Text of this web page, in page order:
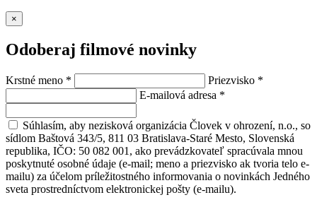
×
Odoberaj filmové novinky
Krstné meno * Priezvisko *
E-mailová adresa *
Súhlasím, aby nezisková organizácia Človek v ohrození, n.o., so
sídlom Baštová 343/5, 811 03 Bratislava-Staré Mesto, Slovenská
republika, IČO: 50 082 001, ako prevádzkovateľ spracúvala mnou
poskytnuté osobné údaje (e-mail; meno a priezvisko ak tvoria telo e-
mailu) za účelom príležitostného informovania o novinkách Jedného
sveta prostredníctvom elektronickej pošty (e-mailu).